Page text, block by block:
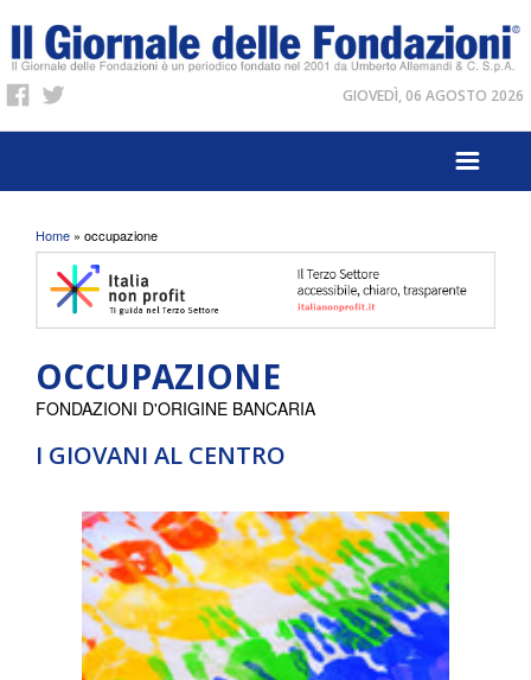
GIOVEDÌ, 06 AGOSTO 2026
Tu sei qui
Home » occupazione
OCCUPAZIONE
I GIOVANI AL CENTRO
FONDAZIONI D'ORIGINE BANCARIA